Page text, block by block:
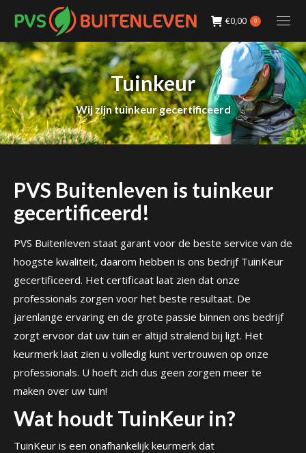
€0,00 0
Tuinkeur
Wij zijn tuinkeur gecertificeerd
PVS Buitenleven is tuinkeur
gecertificeerd!
PVS Buitenleven staat garant voor de beste service van de
hoogste kwaliteit, daarom hebben is ons bedrijf TuinKeur
gecertificeerd. Het certificaat laat zien dat onze
professionals zorgen voor het beste resultaat. De
jarenlange ervaring en de grote passie binnen ons bedrijf
zorgt ervoor dat uw tuin er altijd stralend bij ligt. Het
keurmerk laat zien u volledig kunt vertrouwen op onze
professionals. U hoeft zich dus geen zorgen meer te
maken over uw tuin!
Wat houdt TuinKeur in?
TuinKeur is een onafhankelijk keurmerk dat